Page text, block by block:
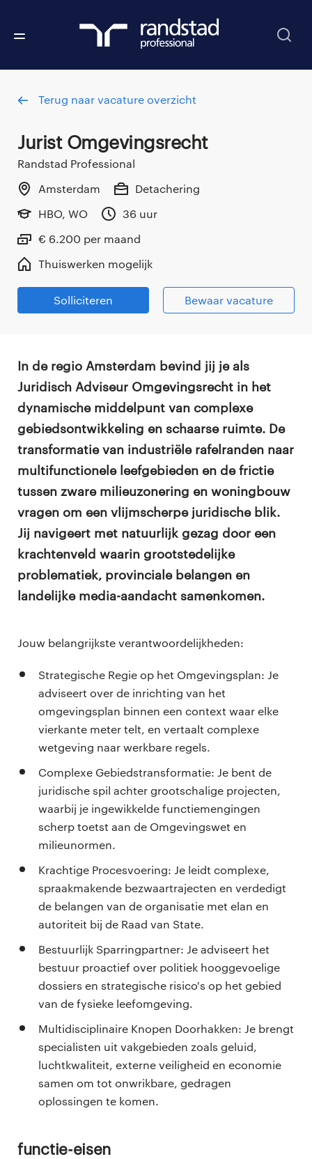
Terug naar vacature overzicht
Jurist Omgevingsrecht
Randstad Professional
Amsterdam
Detachering
HBO, WO
36 uur
€ 6.200 per maand
Thuiswerken mogelijk
Solliciteren Bewaar vacature
In de regio Amsterdam bevind jij je als
Juridisch Adviseur Omgevingsrecht in het
dynamische middelpunt van complexe
gebiedsontwikkeling en schaarse ruimte. De
transformatie van industriële rafelranden naar
multifunctionele leefgebieden en de frictie
tussen zware milieuzonering en woningbouw
vragen om een vlijmscherpe juridische blik.
Jij navigeert met natuurlijk gezag door een
krachtenveld waarin grootstedelijke
problematiek, provinciale belangen en
landelijke media-aandacht samenkomen.
Jouw belangrijkste verantwoordelijkheden:
Strategische Regie op het Omgevingsplan: Je
adviseert over de inrichting van het
omgevingsplan binnen een context waar elke
vierkante meter telt, en vertaalt complexe
wetgeving naar werkbare regels.
Complexe Gebiedstransformatie: Je bent de
juridische spil achter grootschalige projecten,
waarbij je ingewikkelde functiemengingen
scherp toetst aan de Omgevingswet en
milieunormen.
Krachtige Procesvoering: Je leidt complexe,
spraakmakende bezwaartrajecten en verdedigt
de belangen van de organisatie met elan en
autoriteit bij de Raad van State.
Bestuurlijk Sparringpartner: Je adviseert het
bestuur proactief over politiek hooggevoelige
dossiers en strategische risico's op het gebied
van de fysieke leefomgeving.
Multidisciplinaire Knopen Doorhakken: Je brengt
specialisten uit vakgebieden zoals geluid,
luchtkwaliteit, externe veiligheid en economie
samen om tot onwrikbare, gedragen
oplossingen te komen.
Functie-eisen